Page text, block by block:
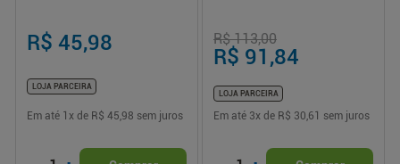
R$ 45,98
LOJA PARCEIRA
Em até 1 x de R$ 45,98 sem juros
R$ 113,00
R$ 91,84
LOJA PARCEIRA
Em até 3x de R$ 30,61 sem juros